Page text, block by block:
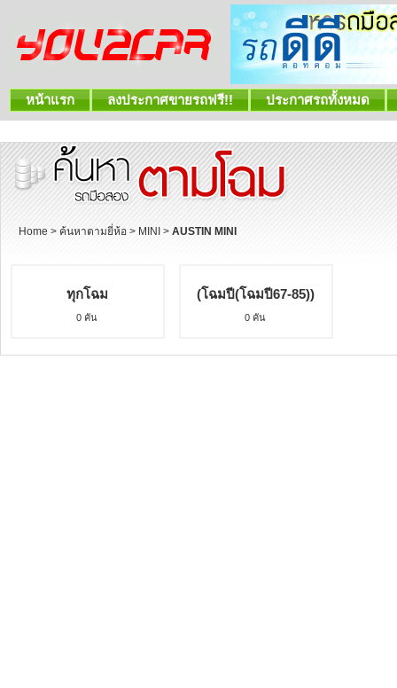
หน้าแรก ลงประกาศขายรถฟรี!! ประกาศรถทั้งหมด
Home > ค้นหาตามยี่ห้อ > MINI > AUSTIN MINI
ทุกโฉม
0 คัน
(โฉมปี(โฉมปี67-85))
0 คัน